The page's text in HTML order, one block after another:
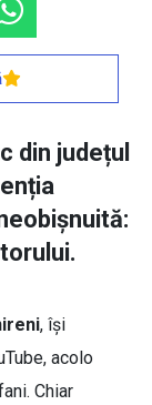
din județul
, își
acolo
Chiar